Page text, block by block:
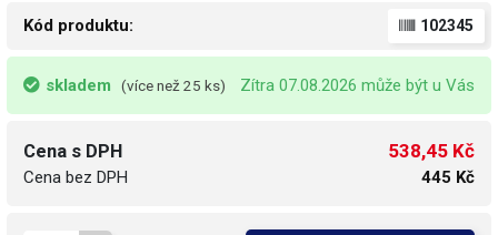
Kód produktu: 102345
skladem (více než 25 ks) Zítra 07.08.2026 může být u Vás
Cena s DPH
Cena bez DPH
538,45 Kč
445 Kč